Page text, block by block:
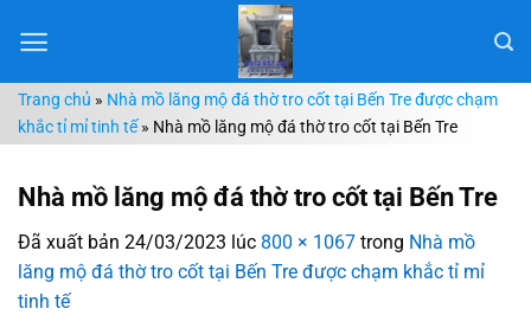
đến
dungTrang chủ » Nhà mồ lăng mộ đá thờ tro cốt tại Bến Tre được chạm
khắc tỉ mỉ tinh tế» Nhà mồ lăng mộ đá thờ tro cốt tại Bến Tre
Nhà mồ lăng mộ đá thờ tro cốt tại Bến Tre
Đã xuất bản 24/03/2023 lúc 800 × 1067 trong Nhà mồ
lăng mộ đá thờ tro cốt tại Bến Tre được chạm khắc tỉ mỉ
tinh tế